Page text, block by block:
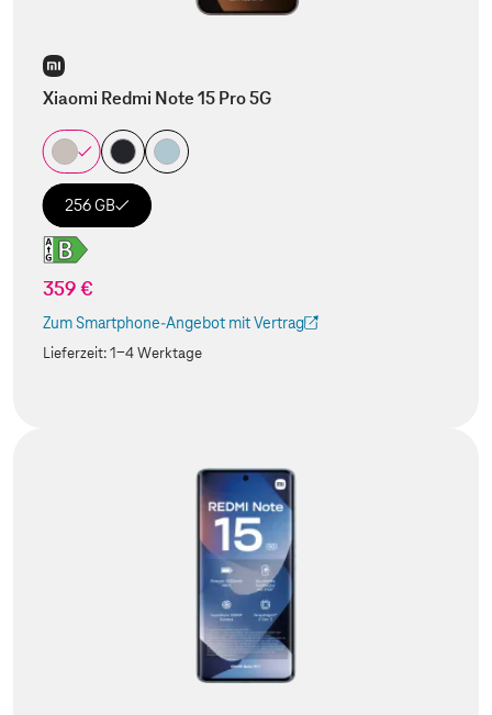
Xiaomi Redmi Note 15 Pro 5G
256 GB
359 €
Zum Smartphone-Angebot mit Vertrag
(Der Link wird in einem neuen Tab geöffnet)
Lieferzeit:1-4 Werktage